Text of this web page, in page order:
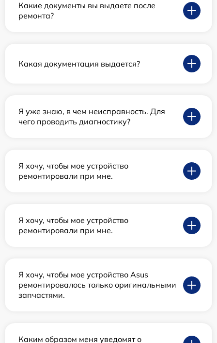
Какие документы вы выдаете после
ремонта?
Какая документация выдается?
Я уже знаю, в чем неисправность. Для
чего проводить диагностику?
Я хочу, чтобы мое устройство
ремонтировали при мне.
Я хочу, чтобы мое устройство
ремонтировали при мне.
Я хочу, чтобы мое устройство Asus
ремонтировалось только оригинальными
запчастями.
Каким образом меня уведомят о